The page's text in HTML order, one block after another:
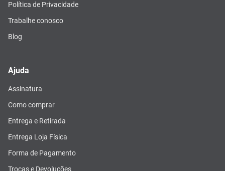
Política de Privacidade
Trabalhe conosco
Blog
Ajuda
Assinatura
Como comprar
Entrega e Retirada
Entrega Loja Física
Forma de Pagamento
Trocas e Devoluções